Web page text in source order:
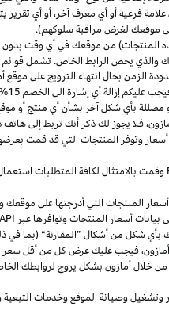
فرعية أو أي معرف آخر، أو أي
موقعك لغرض مراقبة سلوكهم).
المنتجات) من موقعك في أي وقت
والذي يحص الرابط الخاص. تشمل قوائم
الزمن بحال انتهاء الترويج على
عليكم إزالة أي إشارة الى الخصم 15% في حال انتهاء العرض الترويجي على موقع أمازون.
مضللة بأيشكلآخر بشأنأي منتجأو
فلا يجوز لكذكرأنك تربطإلىهاتف
وتوفر المنتجات التي قد قمت
وقمت بالامتثال لكافة المتطلبات
المنتجات التي أدرجتها على موقعك
أسعار المنتجات وتوافرها عبر
بأيشكل منأشكال ”المقارنة“
(بمافي
أمازون،فيجبعليكعرض كل منأقلسعر
خلال أمازون بشكل يروج لروابطك
وتشغيلوصيانة الموقع وخدمات